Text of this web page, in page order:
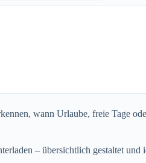
wann Urlaube, freie Tage
– übersichtlich gestaltet und